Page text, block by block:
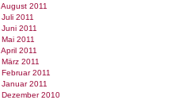
August 2011
Juli 2011
Juni 2011
Mai 2011
April 2011
März 2011
Februar 2011
Januar 2011
Dezember 2010